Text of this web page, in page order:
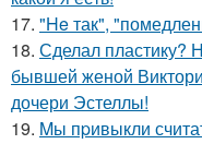
17. "He так",
18. Сделал пластику?
бывшей женой
дочери Эстеллы!
19. Mы пpивыкли